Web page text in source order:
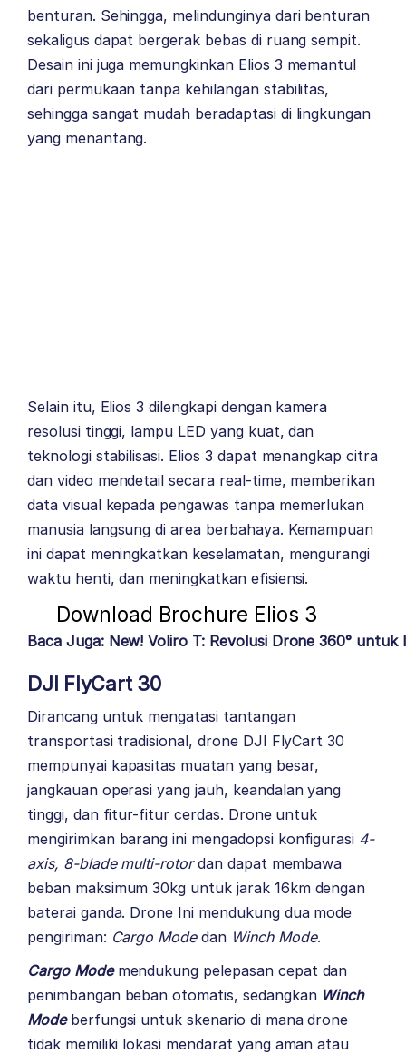
benturan. Sehingga, melindunginya dari benturan
sekaligus dapat bergerak bebas di ruang sempit.
Desain ini juga memungkinkan Elios 3 memantul
dari permukaan tanpa kehilangan stabilitas,
sehingga sangat mudah beradaptasi di lingkungan
yang menantang.
Selain itu, Elios 3 dilengkapi dengan kamera
resolusi tinggi, lampu LED yang kuat, dan
teknologi stabilisasi. Elios 3 dapat menangkap citra
dan video mendetail secara real-time, memberikan
data visual kepada pengawas tanpa memerlukan
manusia langsung di area berbahaya. Kemampuan
ini dapat meningkatkan keselamatan, mengurangi
waktu henti, dan meningkatkan efisiensi.
Download Brochure Elios 3
Baca Juga: New! Voliro T: Revolusi Drone 360° untuk
DJI FlyCart 30
Dirancang untuk mengatasi tantangan
transportasi tradisional, drone DJI FlyCart 30
mempunyai kapasitas muatan yang besar,
jangkauan operasi yang jauh, keandalan yang
tinggi, dan fitur-fitur cerdas. Drone untuk
mengirimkan barang ini mengadopsi konfigurasi 4-
axis, 8-blade multi-rotordan dapat membawa
beban maksimum 30kg untuk jarak 16km dengan
baterai ganda. Drone Ini mendukung dua mode
pengiriman: Cargo Modedan Winch Mode.
Cargo Mode mendukung pelepasan cepat dan
penimbangan beban otomatis, sedangkan Winch
Mode berfungsi untuk skenario di mana drone
tidak memiliki lokasi mendarat yang aman atau